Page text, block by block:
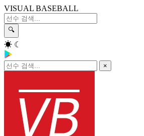
VISUAL BASEBALL
🔍
☀ ☾
×